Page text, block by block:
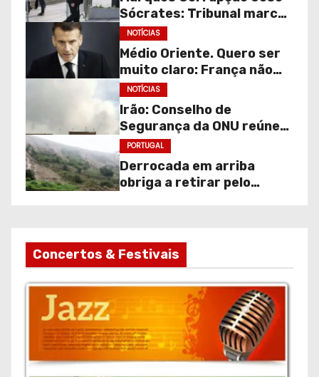
Sócrates: Tribunal marca
audição de gravações
para julgamento
continuar.
NOTÍCIAS
Médio Oriente. Quero ser
muito claro: França não
faz parte desta guerra!
NOTÍCIAS
Irão: Conselho de
Segurança da ONU reúne
de emergência.
PORTUGAL
Derrocada em arriba
obriga a retirar pelo
Concertos & Festivais